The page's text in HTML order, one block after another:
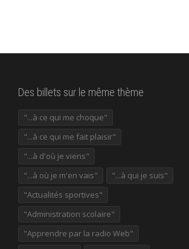
Des billets sur le même thème
"...à ce qui me choque"
"...à ce qui me fait plaisir"
"...à d'où je viens"
"...à où je m'en vais"
"...à qui je suis"
"Actualités sportives"
"Administration scolaire"
"Apprendre par la radio Web"